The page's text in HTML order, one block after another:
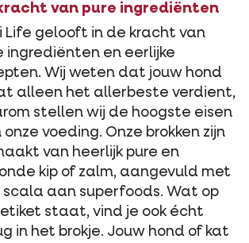
van pure ingrediënten
Life gelooft in de kracht van
ingrediënten en eerlijke
Wij weten dat jouw hond
alleen het allerbeste verdient,
stellen wij de hoogste eisen
onze voeding. Onze brokken zijn
van heerlijk pure en
kip of zalm, aangevuld met
scala aan superfoods. Wat op
staat, vind je ook écht
in het brokje. Jouw hond of kat